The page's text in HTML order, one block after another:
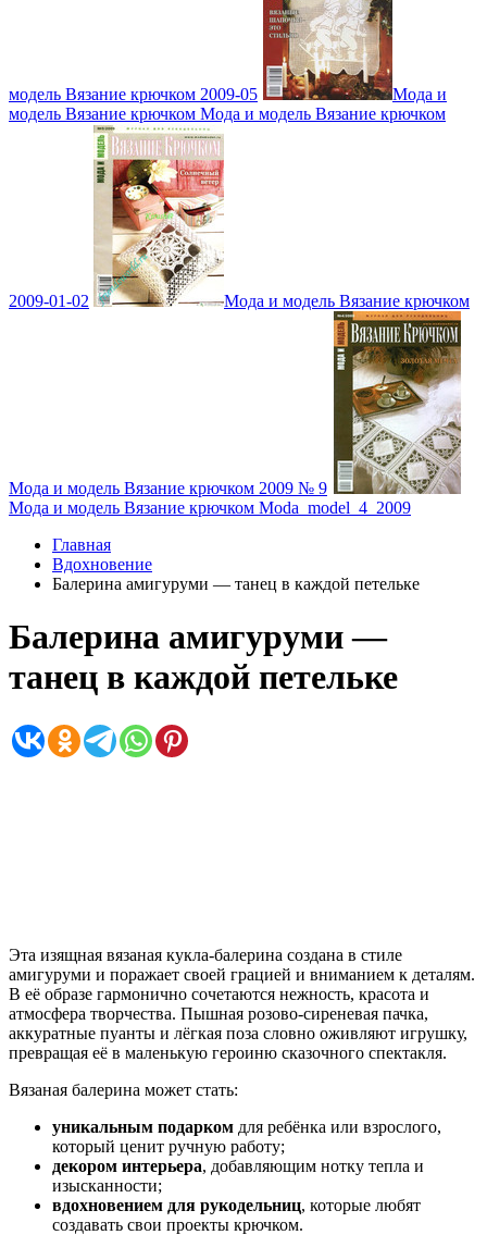
модель Вязание крючком 2009-05
Мода и
модель Вязание крючком Мода и модель Вязание крючком
2009-01-02 Мода и модель Вязание крючком
Мода и модель Вязание крючком 2009 № 9
Мода и модель Вязание крючком Moda_model_4_2009
Главная
Вдохновение
Балерина амигуруми — танец в каждой петельке
Балерина амигуруми —
танец в каждой петельке
Эта изящная вязаная кукла-балерина создана в стиле
амигуруми и поражает своей грацией и вниманием к деталям.
В её образе гармонично сочетаются нежность, красота и
атмосфера творчества. Пышная розово-сиреневая пачка,
аккуратные пуанты и лёгкая поза словно оживляют игрушку,
превращая её в маленькую героиню сказочного спектакля.
Вязаная балерина может стать:
уникальным подарком для ребёнка или взрослого,
который ценит ручную работу;
декором интерьера, добавляющим нотку тепла и
изысканности;
вдохновением для рукодельниц, которые любят
создавать свои проекты крючком.